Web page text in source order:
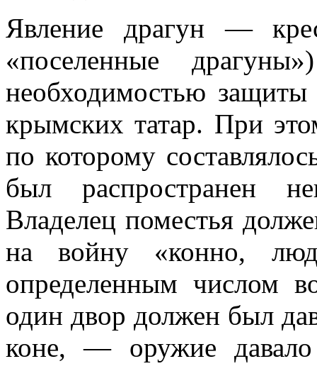
Явление драгун —
«поселенные
необходимостью защиты
крымских татар. При
по которому
был распространен
Владелец поместья
на войну «конно,
определенным числом
один двор должен был
коне, — оружие да­вало